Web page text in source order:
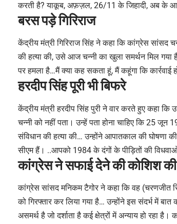
करती है? याकूब, अफ़ज़ल, 26/11 के जिहादी, अब के
बरस पड़े गिरिराज
केंद्रीय मंत्री गिरिराज सिंह ने कहा कि कांग्रेस सांसद
की हत्या की, उसे आज चन्नी का खुला समर्थन मिल
पर हमला है…मैं क्या कह सकता हूं, मैं कहूंगा कि कार्रवाई
हरदीप सिंह पूरी भी बिफरे
केंद्रीय मंत्री हरदीप सिंह पुरी ने वार करते हुए कहा
चन्नी को नहीं पता। उन्हें पता होना चाहिए कि 25
संविधान की हत्या की… उन्होंने आपातकाल की घोषणा
सीएम हैं। ..आपको 1984 के दंगों के पीड़ितों की
कांग्रेस ने सफाई देने की कोशिश की
कांग्रेस सांसद मनिकम टैगोर ने कहा कि वह (चरणजीत
को गिरफ्तार कर लिया गया है… उन्होंने इस संदर्भ में
असमर्थ है जो दर्शाता है कई क्षेत्रों में अन्याय हो रहा है।